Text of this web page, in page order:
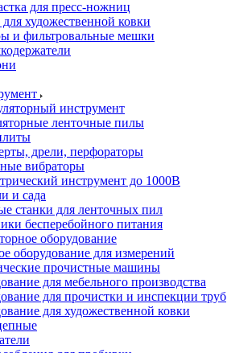
для пресс-ножниц
художественной ковки
и фильтровальные мешки
инструмент
ленточные пилы
дрели, перфораторы
вибраторы
инструмент до 1000В
и сада
станки для ленточных пил
бесперебойного питания
оборудование
оборудование для измерений
прочистные машины
для мебельного производства
для прочистки и инспекции труб
для художественной ковки